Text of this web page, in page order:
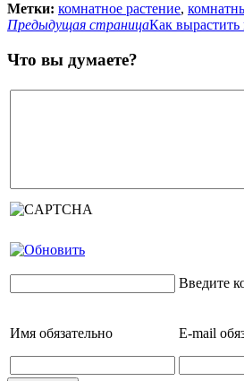
Метки: комнатное растение,
Предыдущая страницаКак вырастить
Что вы думаете?
Введите
Имя обязательно E-mail